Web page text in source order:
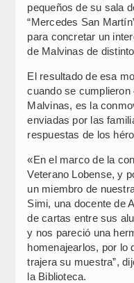
pequeños de su sala
“Mercedes San
para concretar un
de Malvinas de
El resultado de esa
cuando se
Malvinas, es la
enviadas por las
respuestas de los
«En el marco de la
Veterano Lobense, y
un miembro de
Simi, una docente de
de cartas entre sus
y nos pareció una
homenajearlos, por lo
trajera su muestra”,
la Biblioteca.